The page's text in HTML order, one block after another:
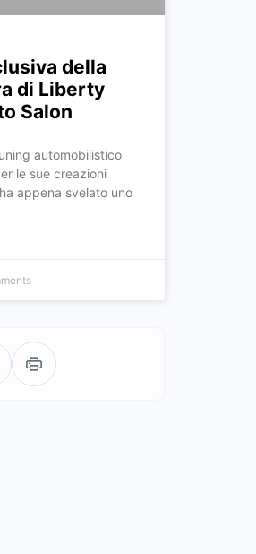
della
di Liberty
Salon
automobilistico
le sue creazioni
appena svelato uno